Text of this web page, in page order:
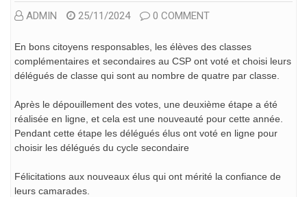
ADMIN 25/11/2024 0 COMMENT
En bons citoyens responsables, les élèves des classes
complémentaires et secondaires au CSP ont voté et choisi leurs
délégués de classe qui sont au nombre de quatre par classe.
Après le dépouillement des votes, une deuxième étape a été
réalisée en ligne, et cela est une nouveauté pour cette année.
Pendant cette étape les délégués élus ont voté en ligne pour
choisir les délégués du cycle secondaire
Félicitations aux nouveaux élus qui ont mérité la confiance de
leurs camarades.